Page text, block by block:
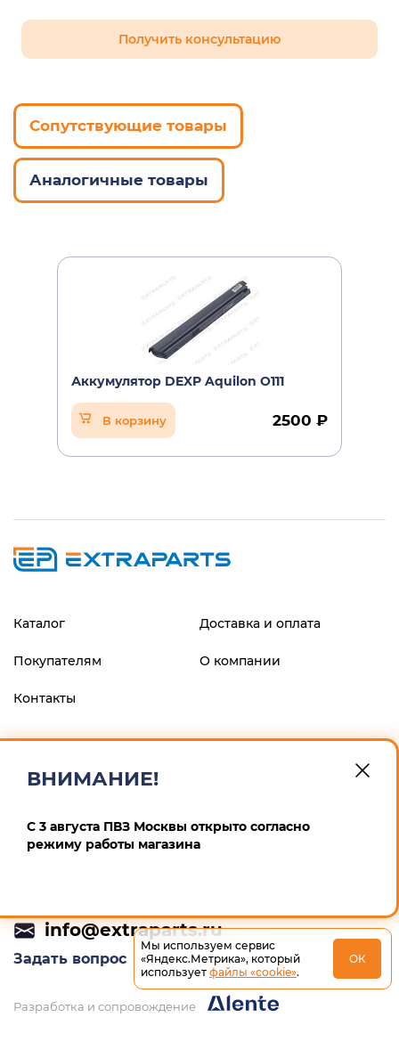
Получить консультацию
Сопутствующие товары
Аналогичные товары
Аккумулятор DEXP Aquilon O111
В корзину 2500 ₽
Каталог Доставка и оплата
Покупателям О компании
Контакты
р/с 40802810900600008013 к/с 30101810145250000411 БИК
044525411 ИП Маскин Алексей Анатольевич ИНН
Политика конфиденциальности
info@extraparts.ru
Задать вопрос
Разработка и сопровождение
Мы используем сервис
«Яндекс.Метрика», который
использует файлы «cookie».
ОК
ВНИМАНИЕ!
С 3 августа ПВЗ Москвы открыто согласно
режиму работы магазина